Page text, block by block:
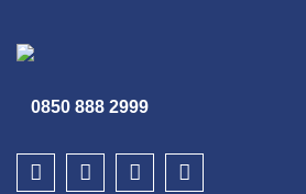
0850 888 2999